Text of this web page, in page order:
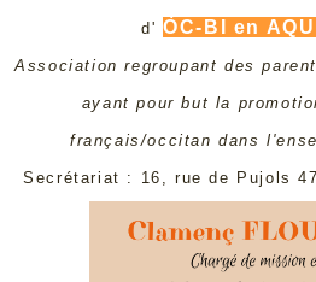
d' ÒC-BI en
Association regroupant des
ayant pour but la
français/occitan dans
Secrétariat : 16, rue de Pujols